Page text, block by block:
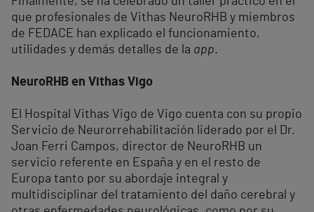
que profesionales de Vithas NeuroRHB y miembros
de FEDACE han explicado el funcionamiento,
utilidades y demás detalles de la app.
NeuroRHB en Vithas Vigo
El Hospital Vithas Vigo de Vigo cuenta con su propio
Servicio de Neurorrehabilitación liderado por el Dr.
Joan Ferri Campos, director de NeuroRHB un
servicio referente en España y en el resto de
Europa tanto por su abordaje integral y
multidisciplinar del tratamiento del daño cerebral y